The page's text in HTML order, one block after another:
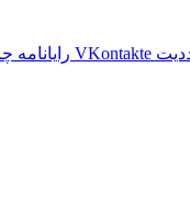
‫VKontakte رایانامه